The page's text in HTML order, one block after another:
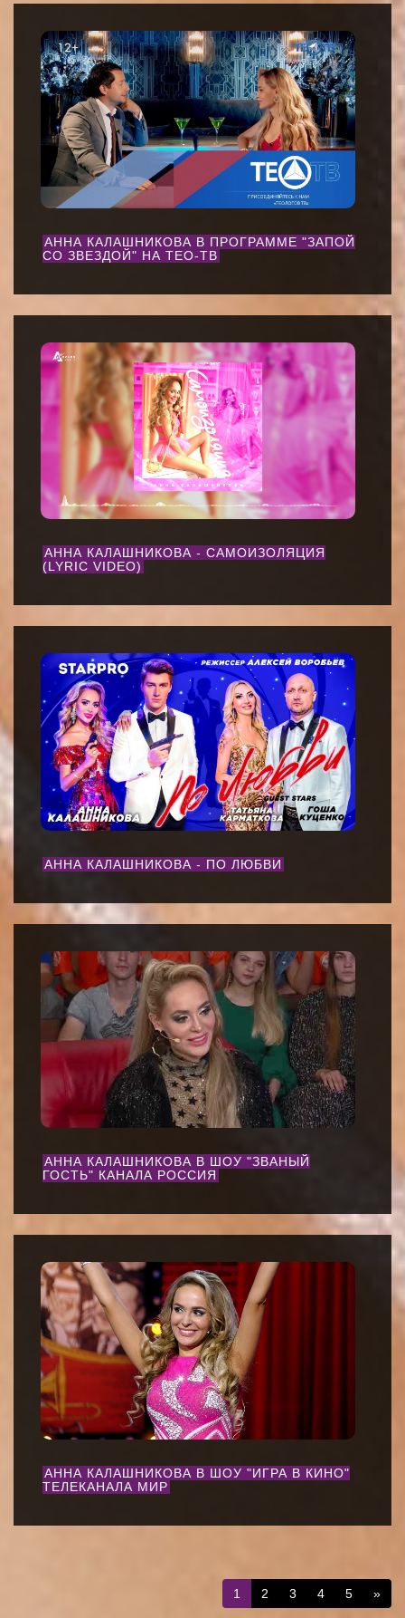
АННА КАЛАШНИКОВА В ПРОГРАММЕ "ЗАПОЙ
СО ЗВЕЗДОЙ" НА ТЕО-ТВ
АННА КАЛАШНИКОВА - САМОИЗОЛЯЦИЯ
(LYRIC VIDEO)
АННА КАЛАШНИКОВА - ПО ЛЮБВИ
АННА КАЛАШНИКОВА В ШОУ "ЗВАНЫЙ
ГОСТЬ" КАНАЛА РОССИЯ
АННА КАЛАШНИКОВА В ШОУ "ИГРА В КИНО"
ТЕЛЕКАНАЛА МИР
1 2 3 4 5 »